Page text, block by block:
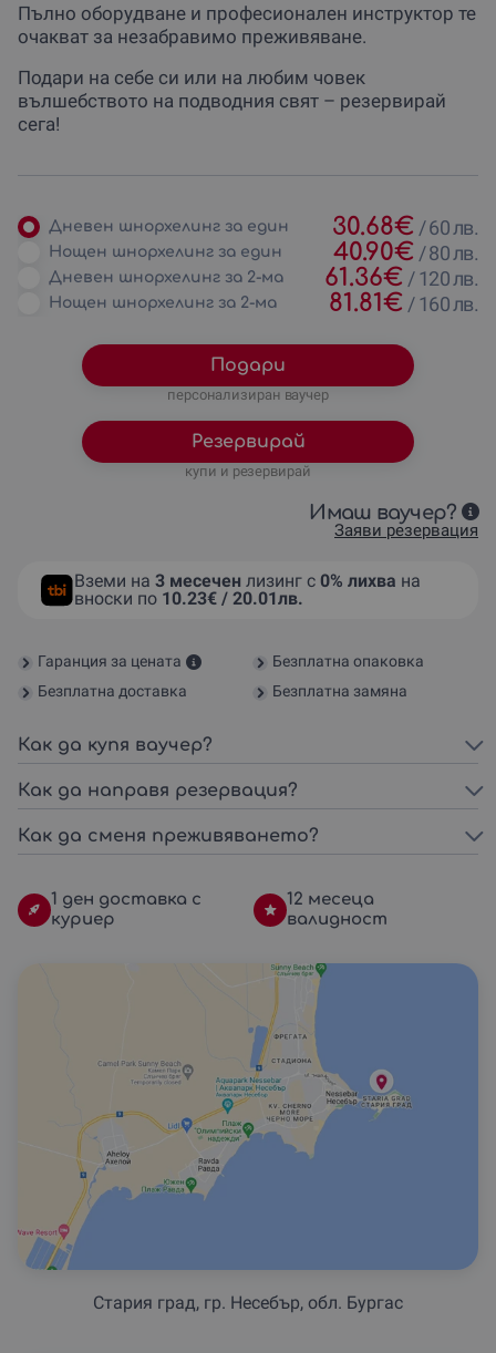
Пълно оборудване и професионален инструктор те
очакват за незабравимо преживяване.
Подари на себе си или на любим човек
вълшебството на подводния свят – резервирай
сега!
Дневен шнорхелинг за един 30.68€ /60 лв.
Нощен шнорхелинг за един 40.90€ /80 лв.
Дневен шнорхелинг за 2-ма 61.36€ /120 лв.
Нощен шнорхелинг за 2-ма 81.81€ /160 лв.
Подари
персонализиран ваучер
Резервирай
купи и резервирай
Имаш ваучер?
Заяви резервация
Вземи на 3 месечен лизинг с 0% лихва на
вноски по 10.23€ / 20.01лв.
Гаранция за цената
Безплатна опаковка
Безплатна доставка
Безплатна замяна
Как да купя ваучер?
Как да направя резервация?
Как да сменя преживяването?
1 ден доставка с
куриер
12 месеца
валидност
Стария град, гр. Несебър, обл. Бургас